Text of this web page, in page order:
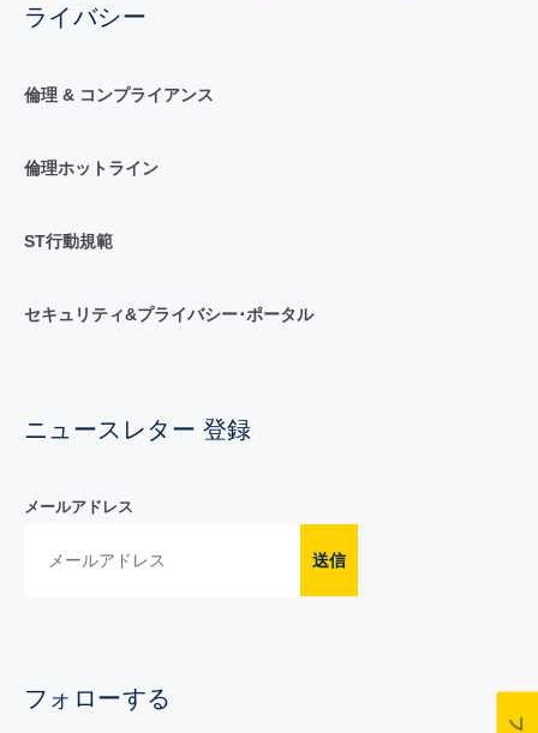
ライバシー
倫理 & コンプライアンス
倫理ホットライン
ST行動規範
セキュリティ&プライバシー･ポータル
ニュースレター 登録
メールアドレス
送信
フォローする